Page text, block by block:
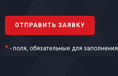
* - поля, обязательные для заполнения